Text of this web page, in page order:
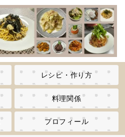
レシピ・作り方
料理関係
プロフィール